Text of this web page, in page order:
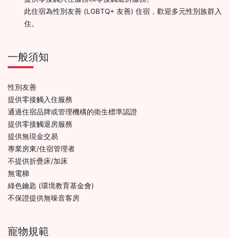
此住宿為性別友善 (LGBTQ+ 友善) 住宿，歡迎多元性別族群入
住。
一般須知
性別友善
提供零接觸入住服務
通過住宿品牌或管理機構的衛生標準認證
提供零接觸退房服務
提供無現金交易
專業房東/住宿管理者
不提供折疊床/加床
無電梯
綠色鑰匙 (環境教育基金會)
不保證提供無噪音客房
寵物規範